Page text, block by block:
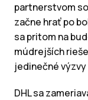
partnerstvom
začne hrať po
sa pritom na
múdrejších
jedinečné
DHL sa